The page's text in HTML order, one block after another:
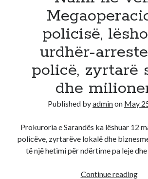
policisë,
urdhër-
policë, zyrtarë
dhe
Published byadminon May
Prokuroria e Sarandës ka lëshuar 12
policëve, zyrtarëve lokalë dhe
të një hetimi për ndërtime pa leje
Continue reading